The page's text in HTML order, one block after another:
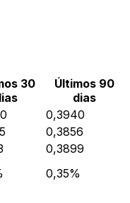
30
Últimos 90
dias
0,3940
0,3856
0,3899
0,35%